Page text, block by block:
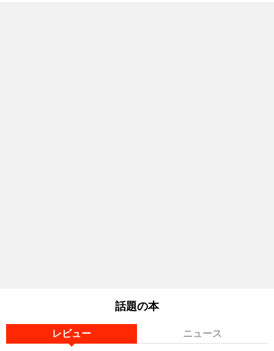
話題の本
レビュー ニュース